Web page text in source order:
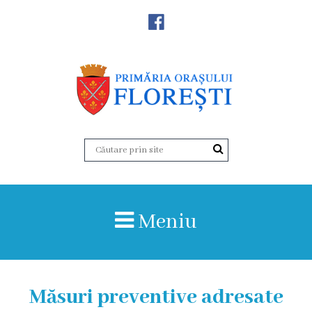
Primăria
Structura,
Organigrama
Meniu
Măsuri preventive adresate